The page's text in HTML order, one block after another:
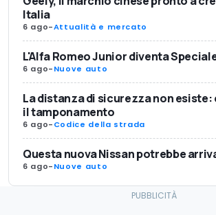
Italia
6 ago-Attualità e mercato
L'Alfa Romeo Junior diventa
6 ago-Nuove auto
La distanza di sicurezza non
il tamponamento
6 ago-Codice della strada
Questa nuova Nissan potrebbe
6 ago-Nuove auto